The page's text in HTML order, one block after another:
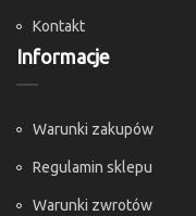
Kontakt
Informacje
Warunki zakupów
Regulamin sklepu
Warunki zwrotów